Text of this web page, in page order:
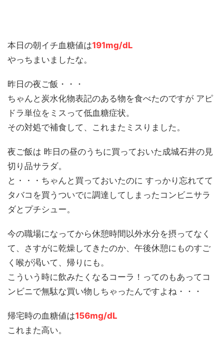
本日の朝イチ血糖値は191mg/dL
やっちまいましたな。
昨日の夜ご飯・・・
ちゃんと炭水化物表記のある物を食べたのですが アピ
ドラ単位をミスって低血糖症状。
その対処で補食して、これまたミスりました。
夜ご飯は 昨日の昼のうちに買っておいた成城石井の見
切り品サラダ。
と・・・ちゃんと買っておいたのに すっかり忘れてて
タバコを買うついでに調達してしまったコンビニサラ
ダとプチシュー。
今の職場になってから休憩時間以外水分を摂ってなく
て、さすがに乾燥してきたのか、午後休憩にものすご
く喉が渇いて、帰りにも。
こういう時に飲みたくなるコーラ！ってのもあってコ
ンビニで無駄な買い物しちゃったんですよね・・・
帰宅時の血糖値は156mg/dL
これまた高い。